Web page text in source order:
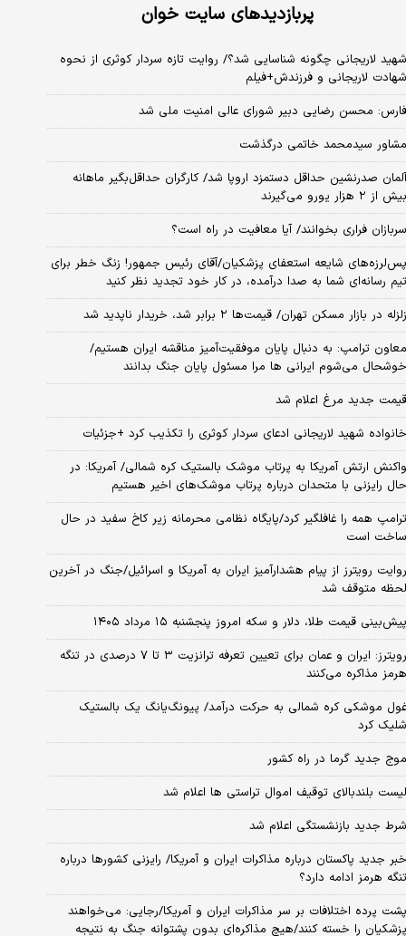
پربازدیدهای سایت خوان
شهید لاریجانی چگونه شناسایی شد؟/ روایت تازه سردار کوثری از نحوه
شهادت لاریجانی و فرزندش+فیلم
فارس: محسن رضایی دبیر شورای عالی امنیت ملی شد
مشاور سیدمحمد خاتمی درگذشت
آلمان صدرنشین حداقل دستمزد اروپا شد/ کارگران حداقل‌بگیر ماهانه
بیش از ۲ هزار یورو می‌گیرند
سربازان فراری بخوانند/ آیا معافیت در راه است؟
پس‌لرزه‌های شایعه استعفای پزشکیان/آقای رئیس جمهور! زنگ خطر برای
تیم رسانه‌ای شما به صدا درآمده، در کار خود تجدید نظر کنید
زلزله در بازار مسکن تهران/ قیمت‌ها ۲ برابر شد، خریدار ناپدید شد
معاون ترامپ: به دنبال پایان موفقیت‌آمیز مناقشه ایران هستیم/
خوشحال می‌شوم ایرانی ها مرا مسئول پایان جنگ بدانند
قیمت جدید مرغ اعلام شد
خانواده شهید لاریجانی ادعای سردار کوثری را تکذیب کرد +جزئیات
واکنش ارتش آمریکا به پرتاب موشک بالستیک کره شمالی/ آمریکا: در
حال رایزنی با متحدان درباره پرتاب موشک‌های اخیر هستیم
ترامپ همه را غافلگیر کرد/پایگاه نظامی محرمانه زیر کاخ سفید در حال
ساخت است
روایت رویترز از پیام هشدارآمیز ایران به آمریکا و اسرائیل/جنگ در آخرین
لحظه متوقف شد
پیش‌بینی قیمت طلا، دلار و سکه امروز پنجشنبه ۱۵ مرداد ۱۴۰۵
رویترز: ایران و عمان برای تعیین تعرفه ترانزیت ۳ تا ۷ درصدی در تنگه
هرمز مذاکره می‌کنند
غول موشکی کره شمالی به حرکت درآمد/ پیونگ‌یانگ یک بالستیک
شلیک کرد
موج جدید گرما در راه کشور
لیست بلندبالای توقیف اموال تراستی ها اعلام شد
شرط جدید بازنشستگی اعلام شد
خبر جدید پاکستان درباره مذاکرات ایران و آمریکا/ رایزنی کشورها درباره
تنگه هرمز ادامه دارد؟
پشت پرده اختلافات بر سر مذاکرات ایران و آمریکا/رجایی: می‌خواهند
پزشکیان را خسته کنند/هیچ مذاکره‌ای بدون پشتوانه جنگ به نتیجه